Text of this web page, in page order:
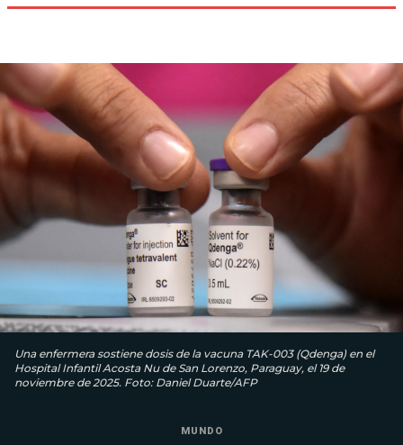
Una enfermera sostiene dosis de la vacuna TAK-003 (Qdenga) en el
Hospital Infantil Acosta Nu de San Lorenzo, Paraguay, el 19 de
noviembre de 2025. Foto: Daniel Duarte/AFP
MUNDO